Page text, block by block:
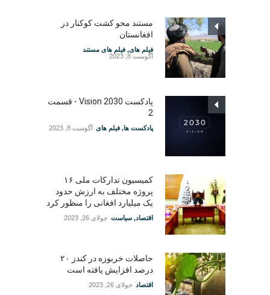
مستند محو کشت کوکنار در
افغانستان
فیلم های, فیلم های مستند
آگوست 8, 2023
پادکست Vision 2030 - قسمت
2
پادکست ها, فیلم های آگوست 8, 2023
کمیسیون تدارکات ملی ۱۶
پروژه مختلف به ارزش حدود
یک میلیارد افغانی را منظور کرد
اقتصاد, سیاست جولای 26, 2023
حاصلات خربوزه در کندز ۲۰
درصد افزایش یافته است
اقتصاد جولای 26, 2023